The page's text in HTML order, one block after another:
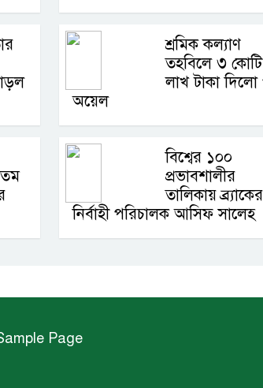
শ্রমিক কল্যাণ
তহবিলে ৩
লাখ টাকা দিলো
অয়েল
বিশ্বের ১০০
প্রভাবশালীর
তালিকায় ব্র্যাকের
নির্বাহী পরিচালক আসিফ সালেহ
Page